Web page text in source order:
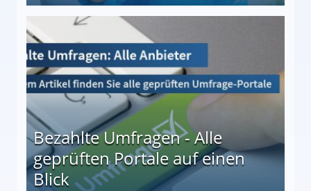
Bezahlte Umfragen - Alle
geprüften Portale auf einen
Blick